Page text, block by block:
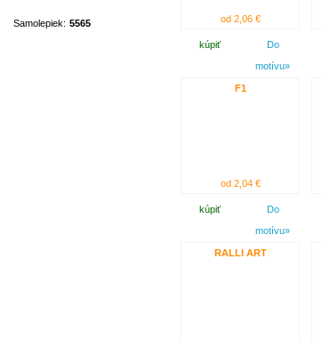
Samolepiek: 5565 od 2,06 €
kúpiť
Do
motívu»
F1
od 2,04 €
kúpiť
Do
motívu»
RALLI ART